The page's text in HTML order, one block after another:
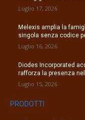
Luglio 17, 2026
Melexis amplia la
singola senza codice
Luglio 16, 2026
Diodes Incorporated
rafforza la presenza
Luglio 15, 2026
PRODOTTI